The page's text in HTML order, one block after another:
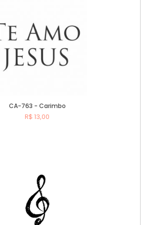
CA-763 - Carimbo
R$ 13,00